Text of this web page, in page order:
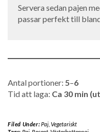
Servera sedan pajen
passar perfekt till
Antal portioner: 5–6
Tid att laga: Ca 30 min
Filed Under:Paj, Vegetariskt